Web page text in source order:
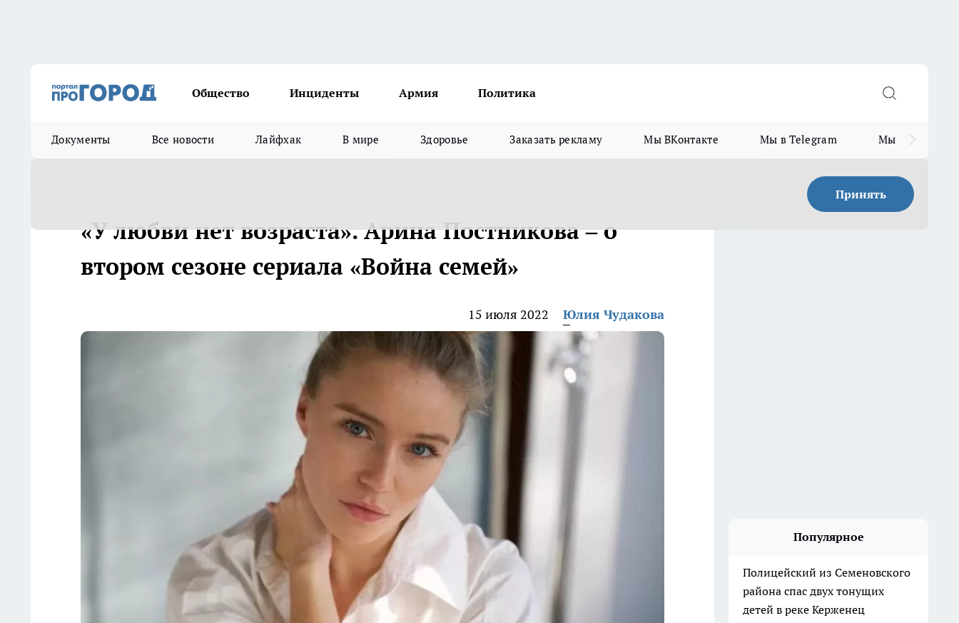
Общество Инциденты Армия Политика
Документы Все новости Лайфхак В мире Здоровье Заказать рекламу Мы ВКонтакте Мы в Telegram Мы в MAX
Принять
«У любви нет возраста». Арина Постникова – о
втором сезоне сериала «Война семей»
15 июля 2022 Юлия Чудакова
Популярное
Полицейский из Семеновского
района спас двух тонущих
детей в реке Керженец